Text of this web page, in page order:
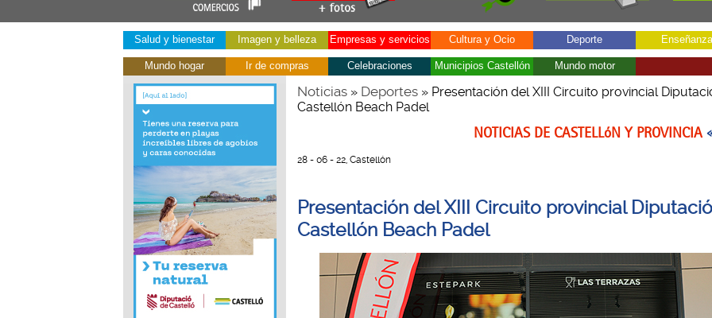
Salud y bienestar Imagen y belleza Empresas y servicios Cultura y Ocio Deporte Enseñanza
Mundo hogar Ir de compras Celebraciones Municipios Castellón Mundo motor
Noticias» Deportes» Presentación del XIII Circuito provincial
Castellón Beach Padel
NOTICIAS DE CASTELLóN Y PROVINCIA
28 - 06 - 22, Castellón
Presentación del XIII Circuito provincial
Castellón Beach Padel